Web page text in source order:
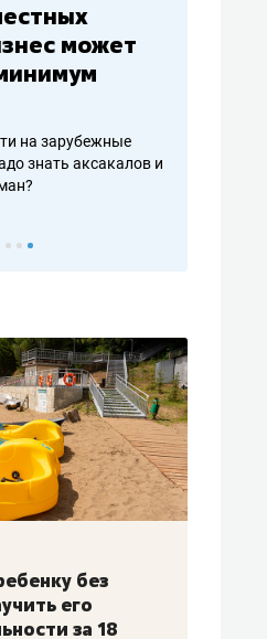
может
на зарубежные
знать аксакалов и
без
его
за 18